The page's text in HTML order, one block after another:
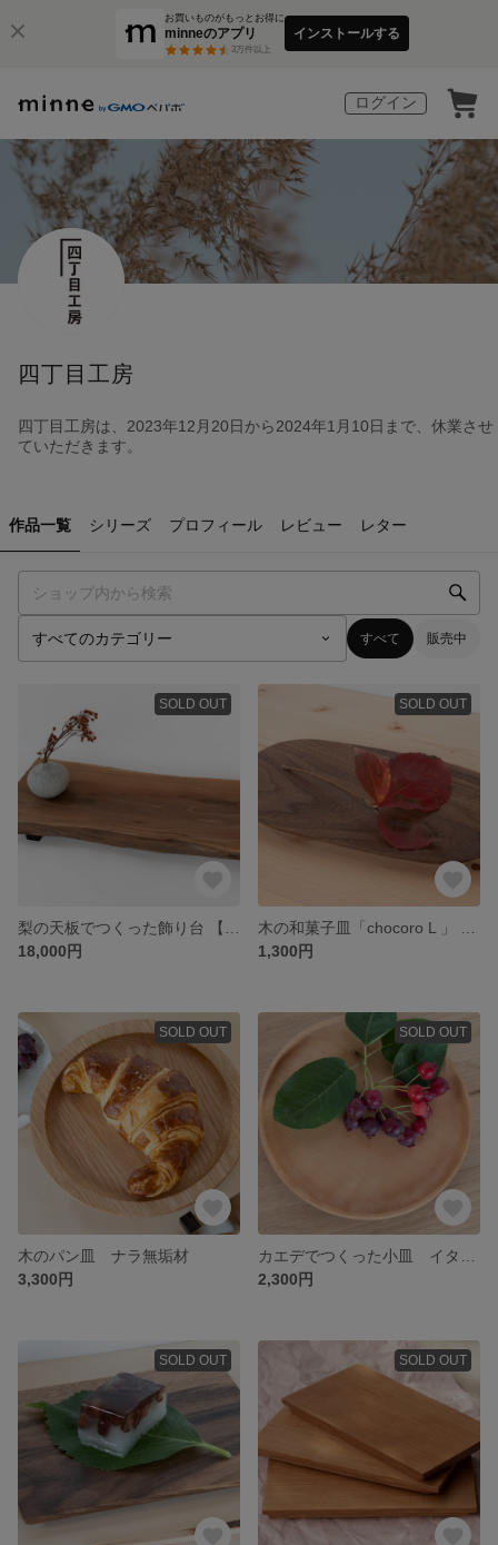
お買いものがもっとお得に
minneのアプリ
3万件以上
インストールする
ログイン
四丁目工房
四丁目工房は、2023年12月20日から2024年1月10日まで、休業させ
ていただきます。
作品一覧 シリーズ プロフィール レビュー レター
すべて 販売中
SOLD OUT
18,000円
SOLD OUT
1,300円
SOLD OUT
木のパン皿 ナラ無垢材
3,300円
SOLD OUT
2,300円
SOLD OUT SOLD OUT